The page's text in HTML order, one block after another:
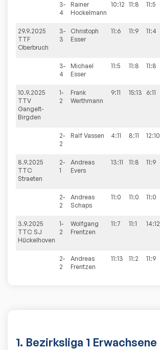
3-
4
Rainer
Hockelmann
10:12 11:8 11:5
29.9.2025
TTF
Oberbruch
3-
3
Christoph
Esser
11:6 11:9 11:4
3-
4
Michael
Esser
11:5 11:8 11:8
10.9.2025
TTV
Gangelt-
Birgden
1-
2
Frank
Werthmann
9:11 15:13 6:11
2-
2
Ralf Vassen 4:11 8:11 12:10
8.9.2025
TTC
Straeten
2-
1
Andreas
Evers
13:11 11:8 11:9
2-
2
Andreas
Schaps
11:0 11:0 11:0
3.9.2025
TTC SJ
Hückelhoven
1-
2
Wolfgang
Frentzen
11:7 11:1 14:12
2-
2
Andreas
Frentzen
11:13 11:2 11:9
1. Bezirksliga 1 Erwachsene